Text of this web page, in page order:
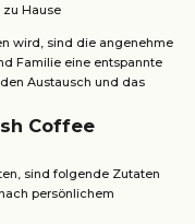
Hause
wird, sind die angenehme
Familie eine entspannte
Austausch und das
Coffee
sind folgende Zutaten
persönlichem